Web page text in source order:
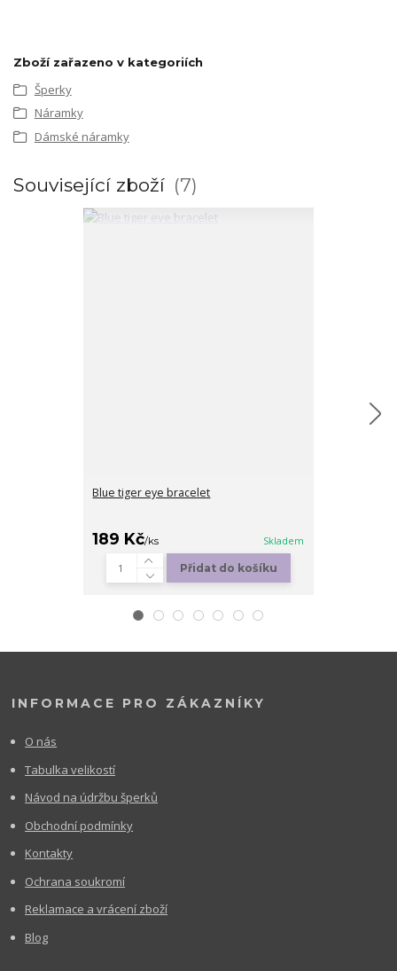
Zboží zařazeno v kategoriích
Šperky
Náramky
Dámské náramky
Související zboží 7
Blue tiger eye bracelet
189 Kč/ks Skladem
Přidat do košíku
INFORMACE PRO ZÁKAZNÍKY
O nás
Tabulka velikostí
Návod na údržbu šperků
Obchodní podmínky
Kontakty
Ochrana soukromí
Reklamace a vrácení zboží
Blog